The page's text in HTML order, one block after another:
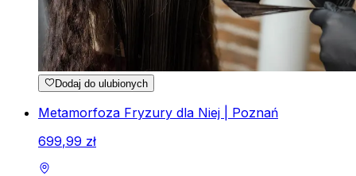
Dodaj do ulubionych
Metamorfoza Fryzury dla Niej | Poznań
699,99 zł